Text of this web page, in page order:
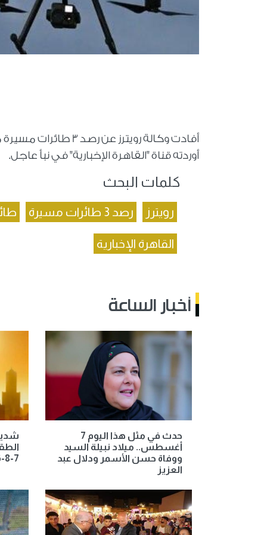
أفادت وكالة
أوردته قناة "القاهرة الإخبارية" في نبأ عاجل.
كلمات البحث
رويترز رصد 3 طائرات مسيرة
القاهرة الإخبارية
أخبار الساعة
حدث في مثل هذا اليوم 7
أغسطس.. ميلاد نبيلة السيد
ووفاة حسن الأسمر ودلال عبد
العزيز
7-8-2026